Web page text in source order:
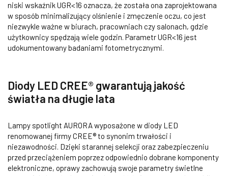
niski wskaźnik UGR<16 oznacza, że została ona zaprojektowana
w sposób minimalizujący olśnienie i zmęczenie oczu, co jest
niezwykle ważne w biurach, pracowniach czy salonach, gdzie
użytkownicy spędzają wiele godzin. Parametr UGR<16 jest
udokumentowany badaniami fotometrycznymi.
Diody LED CREE® gwarantują jakość
światła na długie lata
Lampy spotlight AURORA wyposażone w diody LED
renomowanej firmy CREE® to synonim trwałości i
niezawodności. Dzięki starannej selekcji oraz zabezpieczeniu
przed przeciążeniem poprzez odpowiednio dobrane komponenty
elektroniczne, oprawy zachowują swoje parametry świetlne